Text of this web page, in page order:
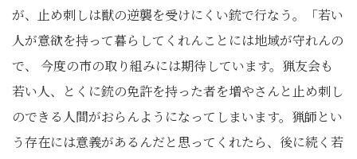
が、止め刺しは獣の逆襲を受けにくい銃で行なう。「若い
人が意欲を持って暮らしてくれんことには地域が守れんの
で、 今度の市の取り組みには期待しています。猟友会も
若い人、とくに銃の免許を持った者を増やさんと止め刺し
のできる人間がおらんようになってしまいます。猟師とい
う存在には意義があるんだと思ってくれたら、後に続く若